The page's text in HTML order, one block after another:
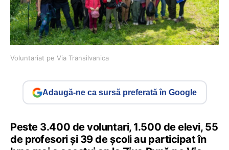
Voluntariat pe Via Transilvanica
Adaugă-ne ca sursă preferată în Google
Peste 3.400 de voluntari, 1.500 de elevi, 55
de profesori și 39 de școli au participat în